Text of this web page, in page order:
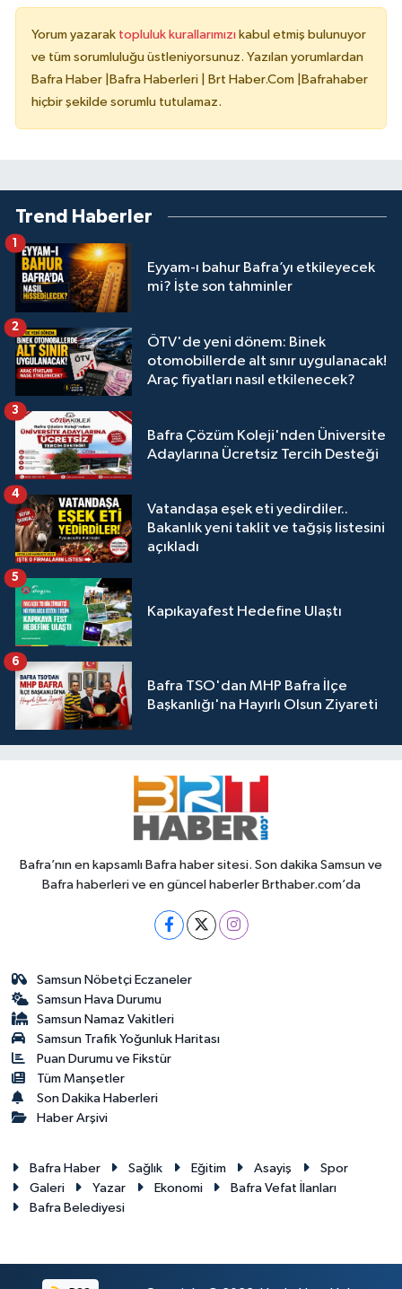
Yorum yazarak topluluk kurallarımızı kabul etmiş bulunuyor
ve tüm sorumluluğu üstleniyorsunuz. Yazılan yorumlardan
Bafra Haber |Bafra Haberleri | Brt Haber.Com |Bafrahaber
hiçbir şekilde sorumlu tutulamaz.
Trend Haberler
Eyyam-ı bahur Bafra’yı etkileyecek
mi? İşte son tahminler
1
ÖTV'de yeni dönem: Binek
otomobillerde alt sınır uygulanacak!
Araç fiyatları nasıl etkilenecek?
2
Bafra Çözüm Koleji'nden Üniversite
Adaylarına Ücretsiz Tercih Desteği
3
Vatandaşa eşek eti yedirdiler..
Bakanlık yeni taklit ve tağşiş listesini
açıkladı
4
Kapıkayafest Hedefine Ulaştı
5
Bafra TSO'dan MHP Bafra İlçe
Başkanlığı'na Hayırlı Olsun Ziyareti
6
Bafra’nın en kapsamlı Bafra haber sitesi. Son dakika Samsun ve
Bafra haberleri ve en güncel haberler Brthaber.com’da
Samsun Nöbetçi Eczaneler
Samsun Hava Durumu
Samsun Namaz Vakitleri
Samsun Trafik Yoğunluk Haritası
Puan Durumu ve Fikstür
Tüm Manşetler
Son Dakika Haberleri
Haber Arşivi
Bafra Haber Sağlık Eğitim Asayiş
Spor
Galeri
Yazar Ekonomi
Bafra Vefat İlanları
Bafra Belediyesi